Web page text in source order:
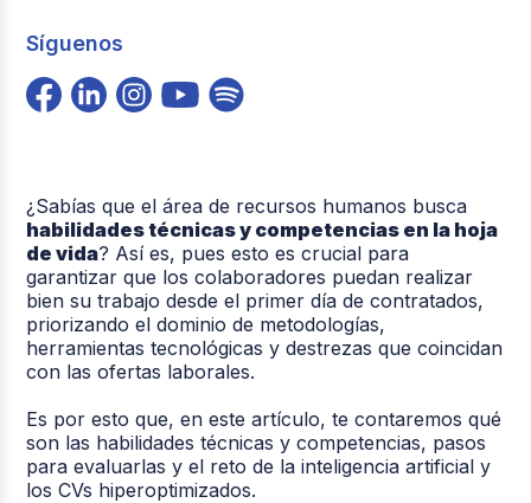
Síguenos
¿Sabías que el área de recursos humanos busca
habilidades técnicas y competencias en la hoja
de vida? Así es, pues esto es crucial para
garantizar que los colaboradores puedan realizar
bien su trabajo desde el primer día de contratados,
priorizando el dominio de metodologías,
herramientas tecnológicas y destrezas que coincidan
con las ofertas laborales.
Es por esto que, en este artículo, te contaremos qué
son las habilidades técnicas y competencias, pasos
para evaluarlas y el reto de la inteligencia artificial y
los CVs hiperoptimizados.